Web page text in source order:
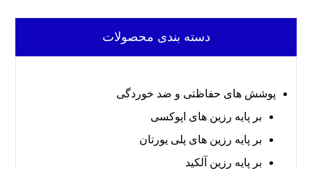
دسته بندی محصولات
پوشش های حفاظتی و ضد خوردگی
بر پایه رزین های اپوکسی
بر پایه رزین های پلی یورتان
بر پایه رزین آلکید